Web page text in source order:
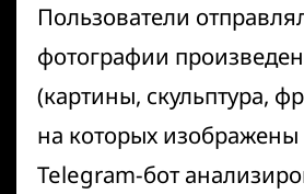
Пользователи
фотографии
(картины, скульптура,
на которых изображены
Telegram-бот